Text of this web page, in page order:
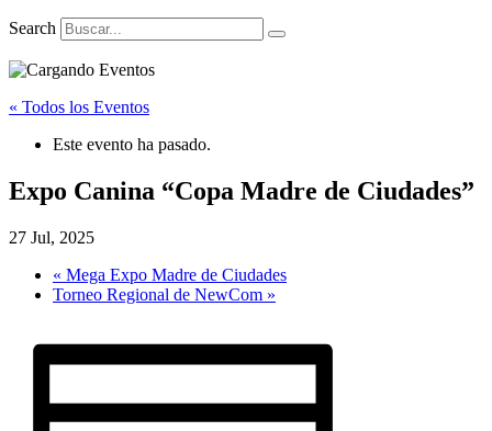
Search
« Todos los Eventos
Este evento ha pasado.
Expo Canina “Copa Madre de Ciudades”
27 Jul, 2025
« Mega Expo Madre de Ciudades
Torneo Regional de NewCom »